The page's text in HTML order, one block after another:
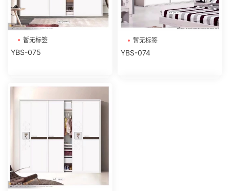
暂无标签
YBS-075
暂无标签
YBS-074